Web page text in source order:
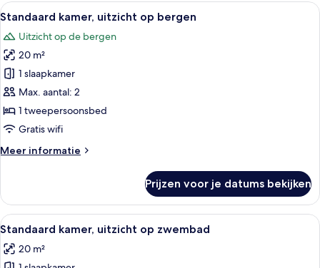
Alle
foto's
voor
Standaard
kamer,
uitzicht
op
bergen
Standaard kamer, uitzicht op
7
Standaard kamer, uitzicht op bergen
Uitzicht op de bergen
20 m²
1 slaapkamer
Max. aantal: 2
1 tweepersoonsbed
Gratis wifi
Meer informatie
Meer
kamer,
uitzicht
op
Prijzen voor je datums bekijken
Alle
foto's
voor
Een minimalistische slaapkamer
6
Standaard kamer, uitzicht op zwembad
20 m²